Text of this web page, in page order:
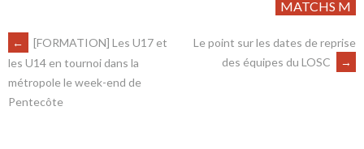
MATCHS M
←
[FORMATION] Les U17 et
les U14 en tournoi dans la
métropole le week-end de
Pentecôte
Le point sur les dates de reprise
des équipes du LOSC
→